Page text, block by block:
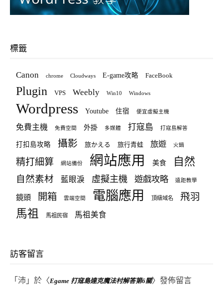
標籤
Canon chrome Cloudways E-game攻略 FaceBook
Plugin VPS Weebly Win10 Windows
Wordpress Youtube 住宿 便宜虛擬主機
免費主機 免費空間 外掛 多媒體 打寇島 打寇島解答
打扣島攻略 攝影 旅かえる 旅行青蛙 旅遊 火鍋
精打細算 網站備份 網站應用 美食 自然
自然素材 藍眼淚 虛擬主機 遊戲攻略 遠距教學
鏡頭 開箱 雲端空間 電腦應用 頂級域名 飛羽
馬祖 馬祖民宿 馬祖美食
訪客留言
「 沛 」於〈Egame 打寇島達克魔法村解答第6關〉發佈留言